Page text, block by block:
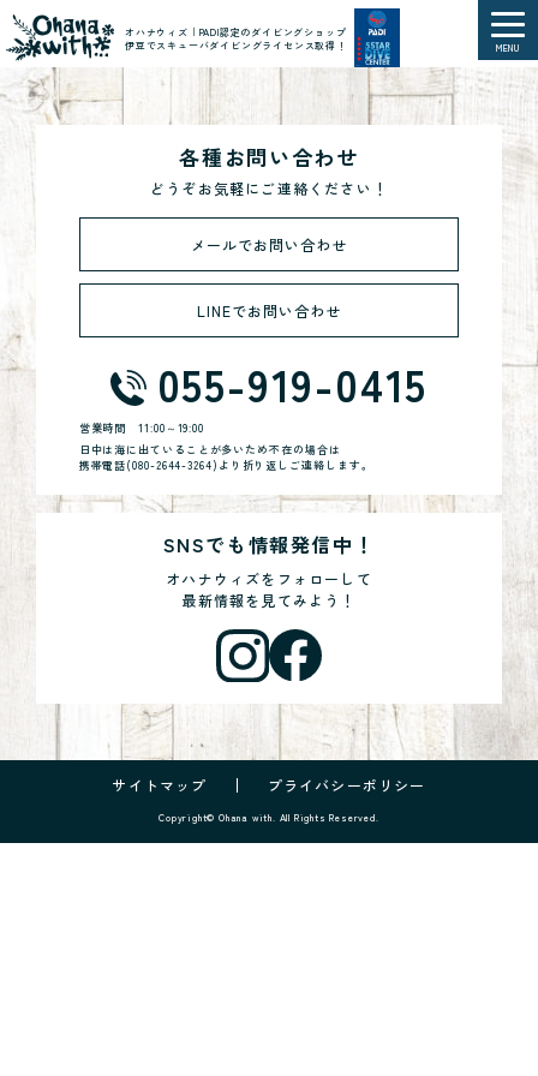
オハナウィズ｜PADI認定のダイビングショップ
伊豆でスキューバダイビングライセンス取得！
MENU
各種お問い合わせ
どうぞお気軽にご連絡ください！
メールでお問い合わせ
LINEでお問い合わせ
055-919-0415
営業時間11:00～19:00
日中は海に出ていることが多いため不在の場合は
携帯電話(080-2644-3264)より折り返しご連絡します。
SNSでも情報発信中！
オハナウィズをフォローして
最新情報を見てみよう！
サイトマップ プライバシーポリシー
Copyright© Ohana with. All Rights Reserved.